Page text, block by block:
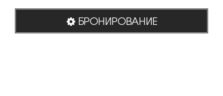
БРОНИРОВАНИЕ